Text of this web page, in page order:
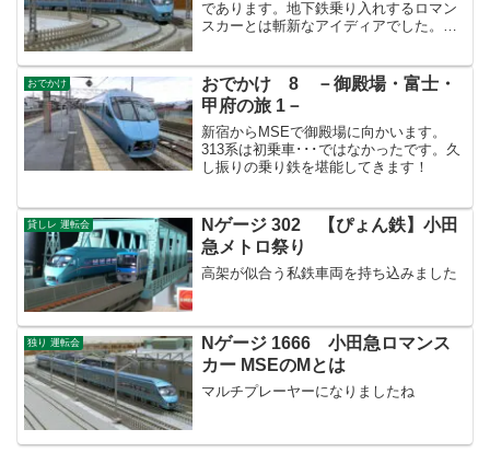
であります。地下鉄乗り入れするロマン
スカーとは斬新なアイディアでした。模
おでかけ
おでかけ 8 －御殿場・富士・
甲府の旅 1－
新宿からMSEで御殿場に向かいます。
313系は初乗車･･･ではなかったです。久
し振りの乗り鉄を堪能してきます！
貸しレ 運転会
Nゲージ 302 【ぴょん鉄】小田
急メトロ祭り
高架が似合う私鉄車両を持ち込みました
独り 運転会
Nゲージ 1666 小田急ロマンス
カー MSEのMとは
マルチプレーヤーになりましたね